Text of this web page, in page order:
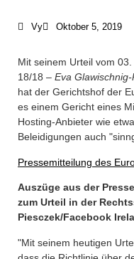
Vy Oktober 5, 2019
Mit seinem Urteil vom
18/18 – Eva
hat der Gerichtshof der
es einem Gericht eines
Hosting-Anbieter wie
Beleidigungen auch
Pressemitteilung des
Auszüge aus der
zum Urteil in der
Piesczek/Facebook
"Mit seinem heutigen